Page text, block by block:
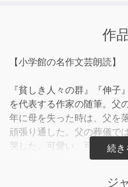
作
【小学館の名作文芸朗読】
『貧しき人々の群』『伸
を代表する作家の随筆。父
年に母を失った時は、父を
頑張り通した。父の葬儀で
哭した。可愛い、可愛いお
の世に歓喜に通ずる悲しみ
ジ